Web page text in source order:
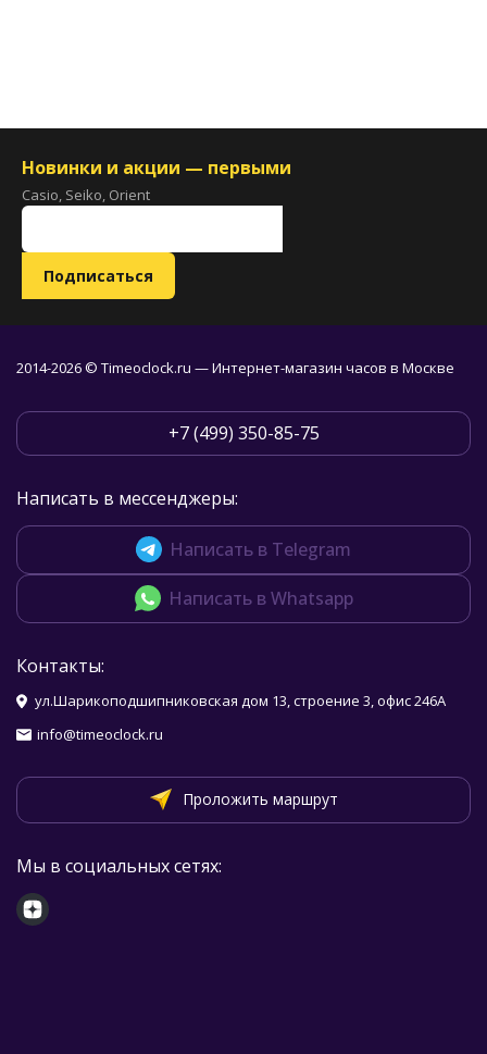
Новинки и акции — первыми
Casio, Seiko, Orient
2014-2026 © Timeoclock.ru — Интернет-магазин часов в Москве
+7 (499) 350-85-75
Написать в мессенджеры:
Написать в Telegram
Написать в Whatsapp
Контакты:
ул.Шарикоподшипниковская дом 13, строение 3, офис 246А
info@timeoclock.ru
Проложить маршрут
Мы в социальных сетях: